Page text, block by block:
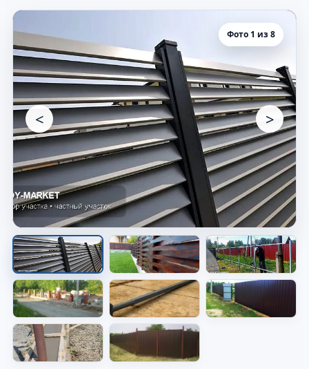
Фото 1 из 8
<
Забор вдоль участка
Видно готовое решение по периметру
участка.
>